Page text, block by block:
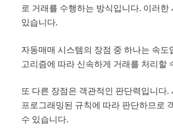
로 거래를 수행하는 방식입니다. 이러
있습니다.
자동매매 시스템의 장점 중 하나는 속
고리즘에 따라 신속하게 거래를 처리할
또 다른 장점은 객관적인 판단력입니다
프로그래밍된 규칙에 따라 판단하므로
수 있습니다.